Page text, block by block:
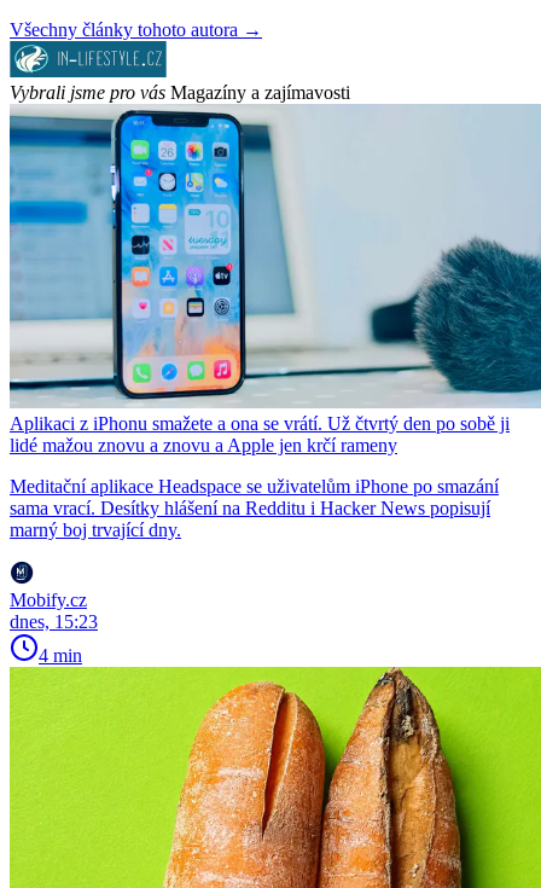
Všechny články tohoto autora →
Vybrali jsme pro vás Magazíny a zajímavosti
Aplikaci z iPhonu smažete a ona se vrátí. Už čtvrtý den po sobě ji
lidé mažou znovu a znovu a Apple jen krčí rameny
Meditační aplikace Headspace se uživatelům iPhone po smazání
sama vrací. Desítky hlášení na Redditu i Hacker News popisují
marný boj trvající dny.
Mobify.cz
dnes, 15:23
4 min